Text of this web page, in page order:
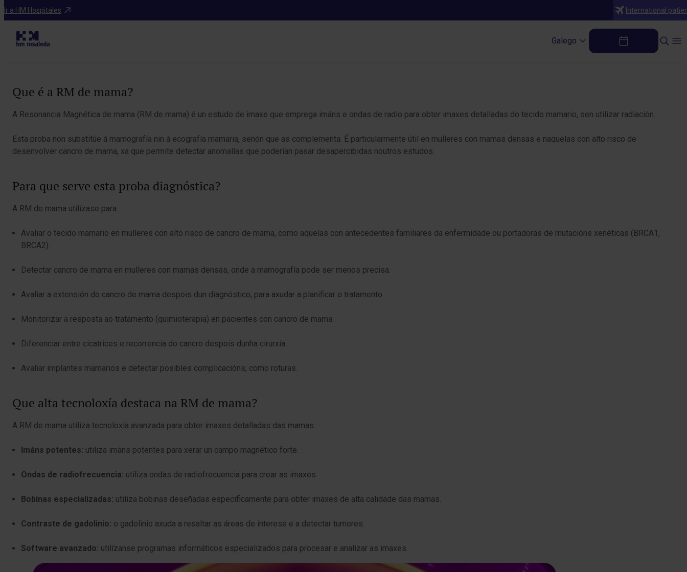
Ir a HM Hospitales International
Galego
Diagnósticos
RM de mama
Que é a RM de mama?
A Resonancia Magnética de mama (RM de mama) é un estudo de imaxe que emprega imáns e ondas de radio para obter imaxes detalladas do tecido mamario, sen utilizar radiación.
Esta proba non substitúe á mamografía nin á ecografía mamaria, senón que as complementa. É particularmente útil en mulleres con mamas densas e naquelas con alto risco de
desenvolver cancro de mama, xa que permite detectar anomalías que poderían pasar desapercibidas noutros estudos.
Para que serve esta proba diagnóstica?
A RM de mama utilízase para:
Avaliar o tecido mamario en mulleres con alto risco de cancro de mama, como aquelas con antecedentes familiares da enfermidade ou portadoras de mutacións xenéticas (BRCA1,
BRCA2).
Detectar cancro de mama en mulleres con mamas densas, onde a mamografía pode ser menos precisa.
Avaliar a extensión do cancro de mama despois dun diagnóstico, para axudar a planificar o tratamento.
Monitorizar a resposta ao tratamento (quimioterapia) en pacientes con cancro de mama.
Diferenciar entre cicatrices e recorrencia do cancro despois dunha cirurxía.
Avaliar implantes mamarios e detectar posibles complicacións, como roturas.
Que alta tecnoloxía destaca na RM de mama?
A RM de mama utiliza tecnoloxía avanzada para obter imaxes detalladas das mamas:
Imáns potentes: utiliza imáns potentes para xerar un campo magnético forte.
Ondas de radiofrecuencia: utiliza ondas de radiofrecuencia para crear as imaxes.
Bobinas especializadas: utiliza bobinas deseñadas especificamente para obter imaxes de alta calidade das mamas.
Contraste de gadolinio: o gadolinio axuda a resaltar as áreas de interese e a detectar tumores.
Software avanzado: utilízanse programas informáticos especializados para procesar e analizar as imaxes.